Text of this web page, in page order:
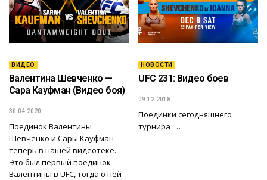
ВИДЕО
Валентина Шевченко —
Сара Кауфман (Видео боя)
30.04.2020
Поединок Валентины
Шевченко и Сары Кауфман
теперь в нашей видеотеке.
Это был первый поединок
Валентины в UFC, тогда о ней
НОВОСТИ
UFC 231: Видео боев
09.12.2018
Поединки сегодняшнего
турнира …